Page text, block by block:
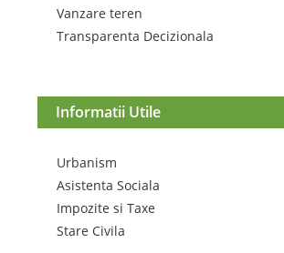
Vanzare teren
Transparenta Decizionala
Informatii Utile
Urbanism
Asistenta Sociala
Impozite si Taxe
Stare Civila